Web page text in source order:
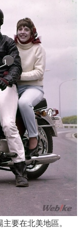
要在北美地區。